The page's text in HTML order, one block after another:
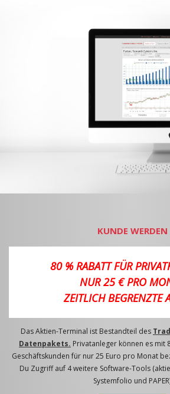
KUNDE WERDEN
80 % RABATT FÜR
NUR 25 € PRO
ZEITLICH BEGRENZTE
Das Aktien-Terminal ist Bestandteil des
Datenpakets. Privatanleger können es mit
Geschäftskunden für nur 25 Euro pro Monat
Du Zugriff auf 4 weitere Software-Tools
Systemfolio und